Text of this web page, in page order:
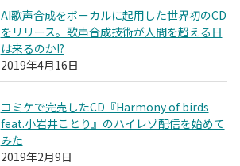
AI歌声合成をボーカルに起用した世界初のCD
をリリース。歌声合成技術が人間を超える日
は来るのか!?
2019年4月16日
コミケで完売したCD『Harmony of birds
feat.小岩井ことり』のハイレゾ配信を始めて
みた
2019年2月9日